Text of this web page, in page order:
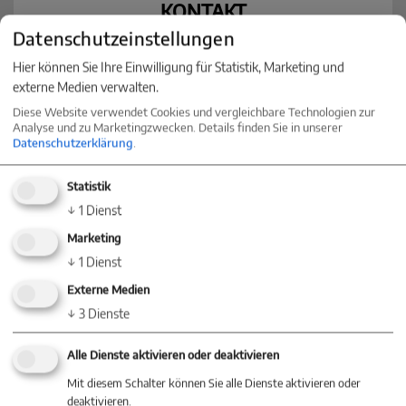
KONTAKT
Nehmen Sie jetzt Kontakt mit einer
Niederlassung in Ihrer Nähe auf
Villingen-Schwenningen
78054 Villingen-Schwenningen
+49 (0) 77 20 - 85 83 90
+49 (0) 7720 / 85 83 822
info@baum-immobilien.de
Baum Immobilien
Datenschutzeinstellungen
Hier können Sie Ihre Einwilligung für Statistik, Marketing und
externe Medien verwalten.
Diese Website verwendet Cookies und vergleichbare Technologien zur
Analyse und zu Marketingzwecken. Details finden Sie in unserer
Datenschutzerklärung.
Statistik
↓ 1 Dienst
Marketing
↓ 1 Dienst
Externe Medien
↓ 3 Dienste
Alle Dienste aktivieren oder deaktivieren
Mit diesem Schalter können Sie alle Dienste aktivieren oder
deaktivieren.